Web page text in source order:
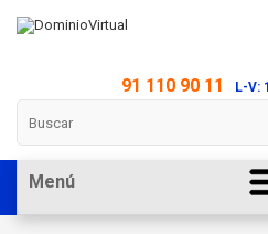
91 110 90 11 L-V:
Menú